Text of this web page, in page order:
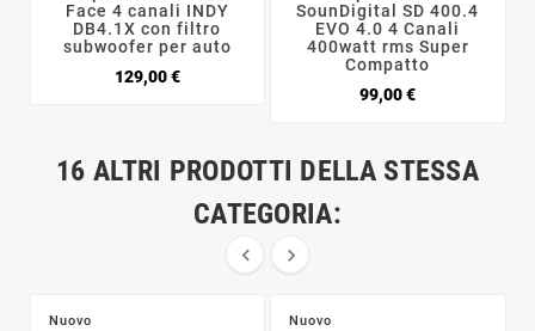
Face 4 canali INDY
DB4.1X con filtro
subwoofer per auto
129,00 €Prezzo
SounDigital SD 400.4
EVO 4.0 4 Canali
400watt rms Super
Compatto
99,00 €Prezzo
16 ALTRI PRODOTTI DELLA STESSA
CATEGORIA:
 
Nuovo Nuovo